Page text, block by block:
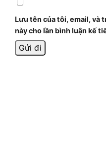
Lưu tên của tôi, email, và
này cho lần bình luận kế